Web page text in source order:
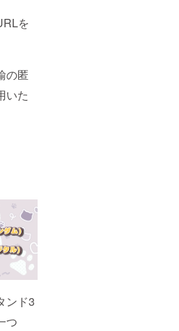
を
の匿
いた
ンド3
つ